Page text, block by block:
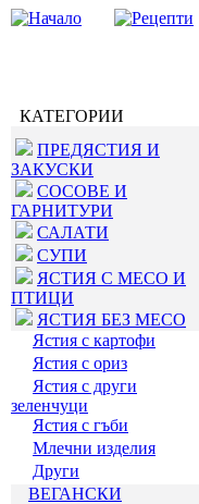
КАТЕГОРИИ
ПРЕДЯСТИЯ И
ЗАКУСКИ
СОСОВЕ И
ГАРНИТУРИ
САЛАТИ
СУПИ
ЯСТИЯ С МЕСО И
ПТИЦИ
ЯСТИЯ БЕЗ МЕСО
Ястия с картофи
Ястия с ориз
Ястия с други
зеленчуци
Ястия с гъби
Млечни изделия
Други
ВЕГАНСКИ